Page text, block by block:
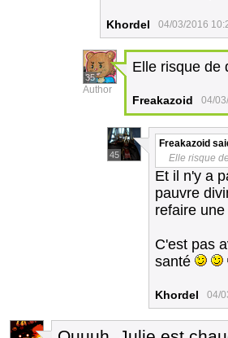
Khordel 04/03/2016
35
Author
Elle risque de
Freakazoid 04/
45
Freakazoid
Elle risque
Et il n'y a
pauvre
refaire
C'est pas
santé
Khordel 04/